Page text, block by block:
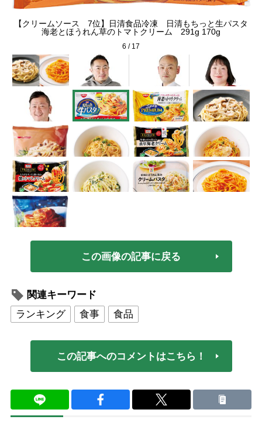
【クリームソース 7位】日清食品冷凍 日清もちっと生パスタ
海老とほうれん草のトマトクリーム 291g 170g
6 / 17
この画像の記事に戻る
関連キーワード
ランキング
食事 食品
この記事へのコメントはこちら！